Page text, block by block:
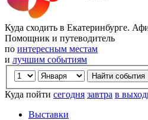
Куда сходить в Екатеринбурге.
Помощник и путеводитель
по интересным местам
и лучшим событиям
Куда пойти сегодня завтра в
Выставки